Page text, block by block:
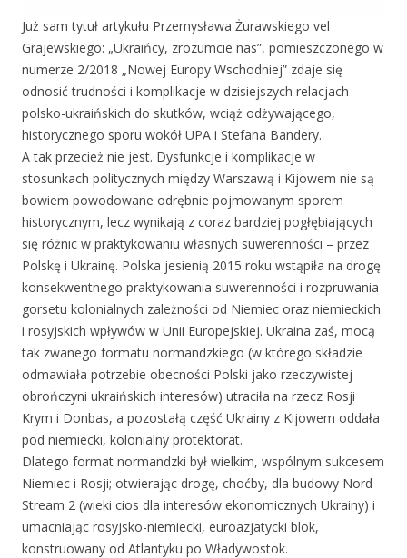
Już sam tytuł artykułu Przemysława Żurawskiego vel
Grajewskiego: „Ukraińcy, zrozumcie nas”, pomieszczonego w
numerze 2/2018 „Nowej Europy Wschodniej” zdaje się
odnosić trudności i komplikacje w dzisiejszych relacjach
polsko-ukraińskich do skutków, wciąż odżywającego,
historycznego sporu wokół UPA i Stefana Bandery.
A tak przecież nie jest. Dysfunkcje i komplikacje w
stosunkach politycznych między Warszawą i Kijowem nie są
bowiem powodowane odrębnie pojmowanym sporem
historycznym, lecz wynikają z coraz bardziej pogłębiających
się różnic w praktykowaniu własnych suwerenności – przez
Polskę i Ukrainę. Polska jesienią 2015 roku wstąpiła na drogę
konsekwentnego praktykowania suwerenności i rozpruwania
gorsetu kolonialnych zależności od Niemiec oraz niemieckich
i rosyjskich wpływów w Unii Europejskiej. Ukraina zaś, mocą
tak zwanego formatu normandzkiego (w którego składzie
odmawiała potrzebie obecności Polski jako rzeczywistej
obrończyni ukraińskich interesów) utraciła na rzecz Rosji
Krym i Donbas, a pozostałą część Ukrainy z Kijowem oddała
pod niemiecki, kolonialny protektorat.
Dlatego format normandzki był wielkim, wspólnym sukcesem
Niemiec i Rosji; otwierając drogę, choćby, dla budowy Nord
Stream 2 (wieki cios dla interesów ekonomicznych Ukrainy) i
umacniając rosyjsko-niemiecki, euroazjatycki blok,
konstruowany od Atlantyku po Władywostok.